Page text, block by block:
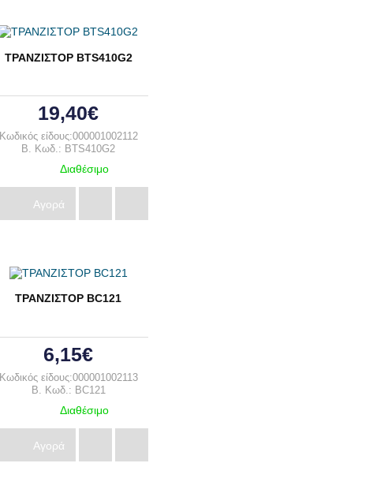
ΤΡΑΝΖΙΣΤΟΡ BTS410G2
19,40€
Κωδικός είδους:000001002112
B. Κωδ.: BTS410G2
Διαθέσιμο
Αγορά
ΤΡΑΝΖΙΣΤΟΡ BC121
6,15€
Κωδικός είδους:000001002113
B. Κωδ.: BC121
Διαθέσιμο
Αγορά